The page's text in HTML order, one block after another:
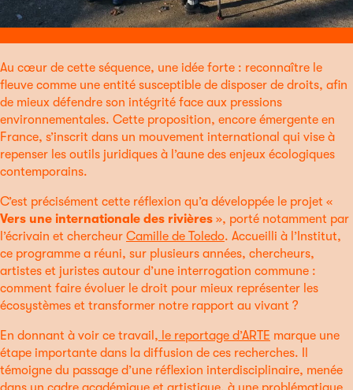
Au cœur de cette séquence, une idée forte : reconnaître le
fleuve comme une entité susceptible de disposer de droits, afin
de mieux défendre son intégrité face aux pressions
environnementales. Cette proposition, encore émergente en
France, s’inscrit dans un mouvement international qui vise à
repenser les outils juridiques à l’aune des enjeux écologiques
contemporains.
C’est précisément cette réflexion qu’a développée le projet «
Vers une internationale des rivières », porté notamment par
l’écrivain et chercheur Camille de Toledo. Accueilli à l’Institut,
ce programme a réuni, sur plusieurs années, chercheurs,
artistes et juristes autour d’une interrogation commune :
comment faire évoluer le droit pour mieux représenter les
écosystèmes et transformer notre rapport au vivant ?
En donnant à voir ce travail, le reportage d’ARTE marque une
étape importante dans la diffusion de ces recherches. Il
témoigne du passage d’une réflexion interdisciplinaire, menée